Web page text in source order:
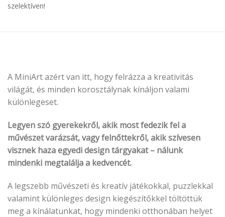
szelektíven!
A MiniArt azért van itt, hogy felrázza a kreativitás
világát, és minden korosztálynak kínáljon valami
különlegeset.
Legyen szó gyerekekről, akik most fedezik fel a
művészet varázsát, vagy felnőttekről, akik szívesen
visznek haza egyedi design tárgyakat – nálunk
mindenki megtalálja a kedvencét.
A legszebb művészeti és kreatív játékokkal, puzzlekkal
valamint különleges design kiegészítőkkel töltöttük
meg a kínálatunkat, hogy mindenki otthonában helyet